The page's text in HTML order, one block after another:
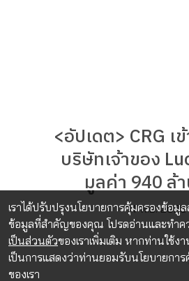
<อัปเดต> CRG เ
บริษัทเจ้าของ
มูลค่า 940 ล้
14 พ.ย. 2025
เราได้ปรับปรุงนโยบายการคุ้มครองข้อมู
ข้อมูลที่สำคัญของคุณ โปรดอ่านและทำคว
เป็นส่วนตัวของเราเพิ่มเติม หากท่านใช้ง
เป็นการแสดงว่าท่านยอมรับนโยบายกา
ของเรา